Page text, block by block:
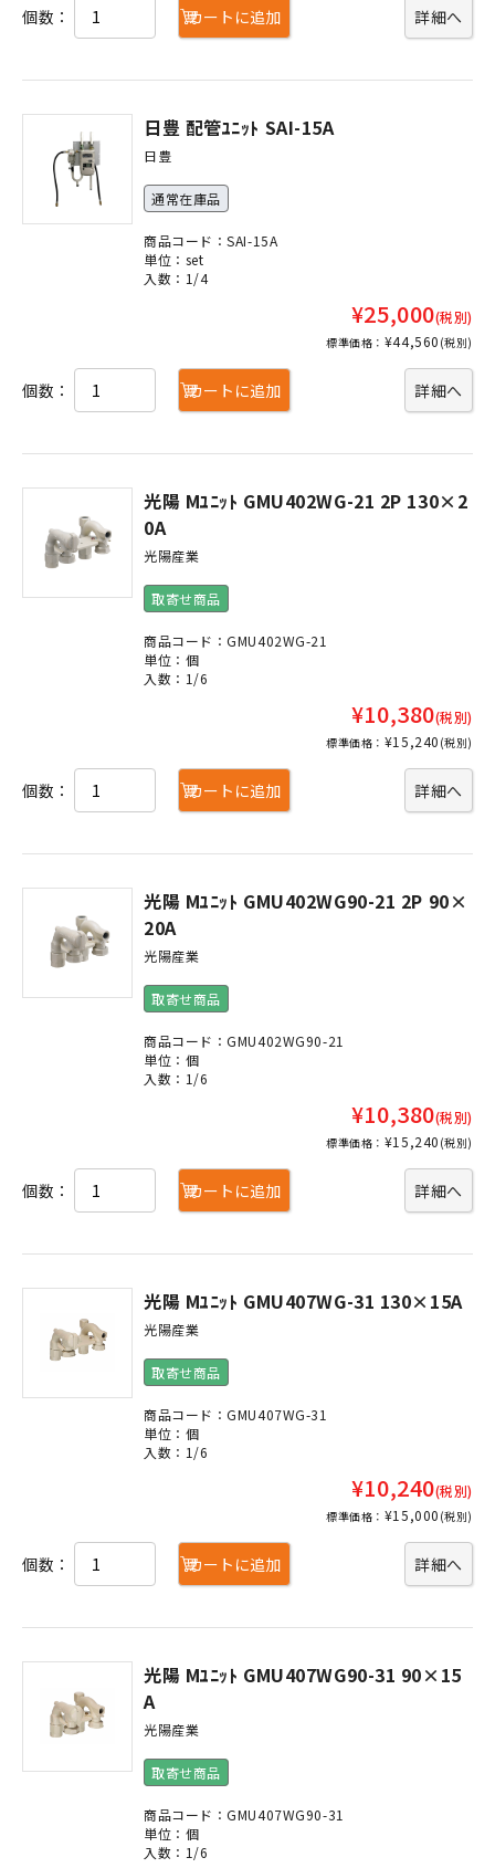
詳細へ
個数： カートに追加
日豊 配管ﾕﾆｯﾄ SAI-15A
日豊
通常在庫品
商品コード：SAI-15A
単位：set
入数：1/4
¥25,000(税別)
標準価格： ¥44,560 (税別)
詳細へ
個数： カートに追加
光陽 Mﾕﾆｯﾄ GMU402WG-21 2P 130×2
0A
光陽産業
取寄せ商品
商品コード：GMU402WG-21
単位：個
入数：1/6
¥10,380(税別)
標準価格： ¥15,240 (税別)
詳細へ
個数： カートに追加
光陽 Mﾕﾆｯﾄ GMU402WG90-21 2P 90×
20A
光陽産業
取寄せ商品
商品コード：GMU402WG90-21
単位：個
入数：1/6
¥10,380(税別)
標準価格： ¥15,240 (税別)
詳細へ
個数： カートに追加
光陽 Mﾕﾆｯﾄ GMU407WG-31 130×15A
光陽産業
取寄せ商品
商品コード：GMU407WG-31
単位：個
入数：1/6
¥10,240(税別)
標準価格： ¥15,000 (税別)
詳細へ
個数： カートに追加
光陽 Mﾕﾆｯﾄ GMU407WG90-31 90×15
A
光陽産業
取寄せ商品
商品コード：GMU407WG90-31
単位：個
入数：1/6